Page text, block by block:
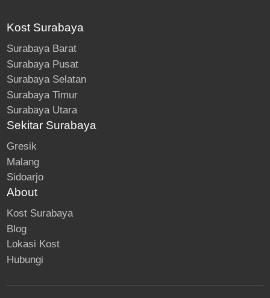
Kost Surabaya
Surabaya Barat
Surabaya Pusat
Surabaya Selatan
Surabaya Timur
Surabaya Utara
Sekitar Surabaya
Gresik
Malang
Sidoarjo
About
Kost Surabaya
Blog
Lokasi Kost
Hubungi